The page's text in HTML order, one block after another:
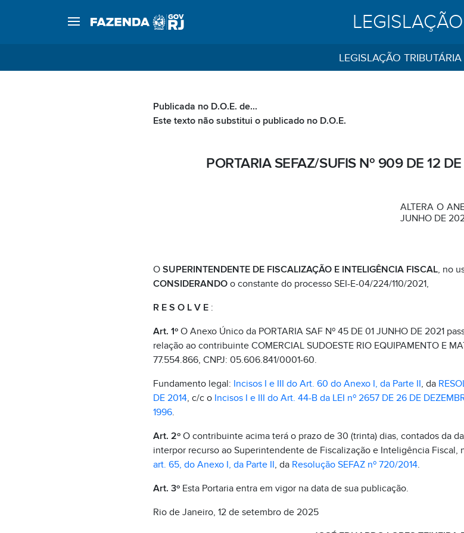
LEGISLAÇÃO
LEGISLAÇÃO TRIBUTÁRIA
Publicada no D.O.E. de...
Este texto não substitui o publicado no D.O.E.
PORTARIA SEFAZ/SUFIS Nº 909 DE 12
ALTERA O
JUNHO DE
O SUPERINTENDENTE DE FISCALIZAÇÃO E INTELIGÊNCIA FISCAL, no
CONSIDERANDOo constante do processo SEI-E-04/224/110/2021,
R E S O L V E :
Art. 1ºO Anexo Único da PORTARIA SAF Nº 45 DE 01 JUNHO DE 2021
relação ao contribuinte COMERCIAL SUDOESTE RIO EQUIPAMENTO E
77.554.866, CNPJ: 05.606.841/0001-60.
Fundamento legal: Incisos I e III do Art. 60 do Anexo I, da Parte II, da
DE 2014, c/c o Incisos I e III do Art. 44-B da LEI nº 2657 DE 26 DE
1996.
Art. 2ºO contribuinte acima terá o prazo de 30 (trinta) dias, contados da
interpor recurso ao Superintendente de Fiscalização e Inteligência Fiscal,
art. 65, do Anexo I, da Parte II, da Resolução SEFAZ nº 720/2014.
Art. 3ºEsta Portaria entra em vigor na data de sua publicação.
Rio de Janeiro, 12 de setembro de 2025